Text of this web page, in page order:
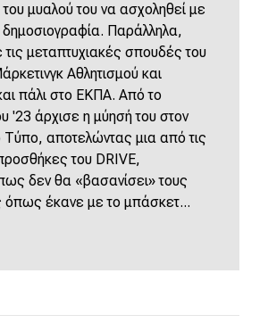
μυαλού του να ασχοληθεί με
δημοσιογραφία. Παράλληλα,
μεταπτυχιακές σπουδές του
Αθλητισμού και
πάλι στο ΕΚΠΑ. Από το
'23 άρχισε η μύησή του στον
Τύπο, αποτελώντας μια από τις
του DRIVE,
δεν θα «βασανίσει» τους
όπως έκανε με το μπάσκετ...